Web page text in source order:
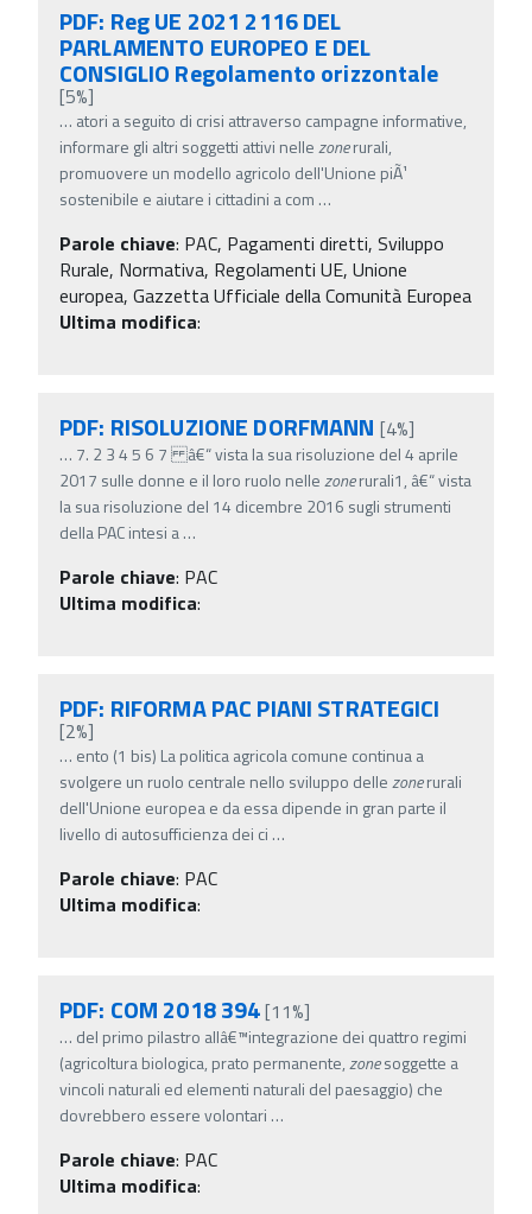
PDF: Reg UE 2021 2116 DEL
PARLAMENTO EUROPEO E DEL
CONSIGLIO Regolamento orizzontale
[5%]
… atori a seguito di crisi attraverso campagne informative,
informare gli altri soggetti attivi nellezonerurali,
promuovere un modello agricolo dell'Unione piÃ¹
sostenibile e aiutare i cittadini a com …
Parole chiave: PAC, Pagamenti diretti, Sviluppo
Rurale, Normativa, Regolamenti UE, Unione
europea, Gazzetta Ufficiale della Comunità Europea
Ultima modifica:
PDF: RISOLUZIONE DORFMANN [4%]
… 7. 2 3 4 5 6 7 â€“ vista la sua risoluzione del 4 aprile
2017 sulle donne e il loro ruolo nellezonerurali1, â€“ vista
la sua risoluzione del 14 dicembre 2016 sugli strumenti
della PAC intesi a…
Parole chiave: PAC
Ultima modifica:
PDF: RIFORMA PAC PIANI STRATEGICI
[2%]
… ento (1 bis) La politica agricola comune continua a
svolgere un ruolo centrale nello sviluppo dellezonerurali
dell'Unione europea e da essa dipende in gran parte il
livello di autosufficienza dei ci …
Parole chiave: PAC
Ultima modifica:
PDF: COM 2018 394[11%]
… del primo pilastro allâ€™integrazione dei quattro regimi
(agricoltura biologica, prato permanente,zonesoggette a
vincoli naturali ed elementi naturali del paesaggio) che
dovrebbero essere volontari …
Parole chiave: PAC
Ultima modifica: